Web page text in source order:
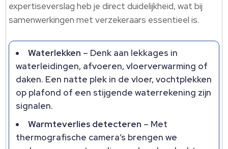
expertiseverslag heb je direct duidelijkheid, wat bij
samenwerkingen met verzekeraars essentieel is.​
Waterlekken – Denk aan lekkages in
waterleidingen, afvoeren, vloerverwarming of
daken.​ Een natte plek in de vloer, vochtplekken
op plafond of een stijgende waterrekening zijn
signalen.​
Warmteverlies detecteren – Met
thermografische camera’s brengen we